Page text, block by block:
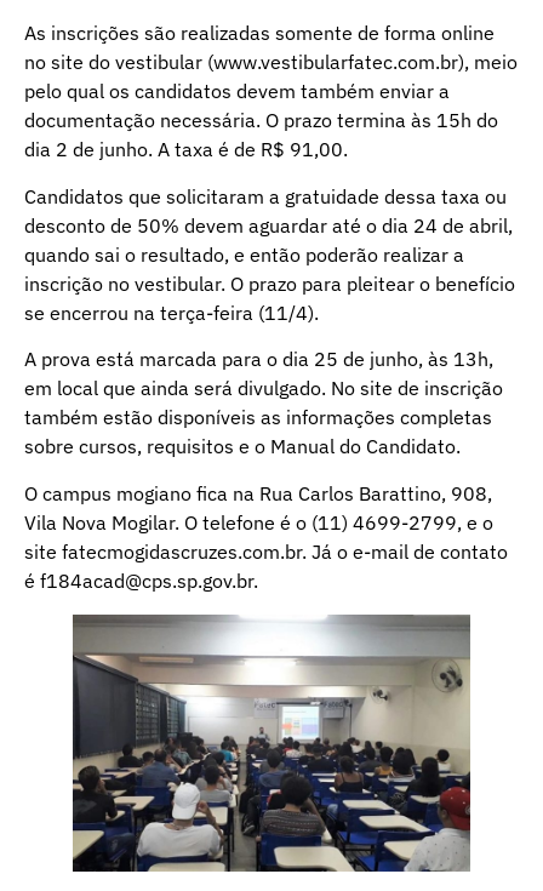
As inscrições são realizadas somente de forma online
no site do vestibular (www.vestibularfatec.com.br), meio
pelo qual os candidatos devem também enviar a
documentação necessária. O prazo termina às 15h do
dia 2 de junho. A taxa é de R$ 91,00.
Candidatos que solicitaram a gratuidade dessa taxa ou
desconto de 50% devem aguardar até o dia 24 de abril,
quando sai o resultado, e então poderão realizar a
inscrição no vestibular. O prazo para pleitear o benefício
se encerrou na terça-feira (11/4).
A prova está marcada para o dia 25 de junho, às 13h,
em local que ainda será divulgado. No site de inscrição
também estão disponíveis as informações completas
sobre cursos, requisitos e o Manual do Candidato.
O campus mogiano fica na Rua Carlos Barattino, 908,
Vila Nova Mogilar. O telefone é o (11) 4699-2799, e o
site fatecmogidascruzes.com.br. Já o e-mail de contato
é f184acad@cps.sp.gov.br.